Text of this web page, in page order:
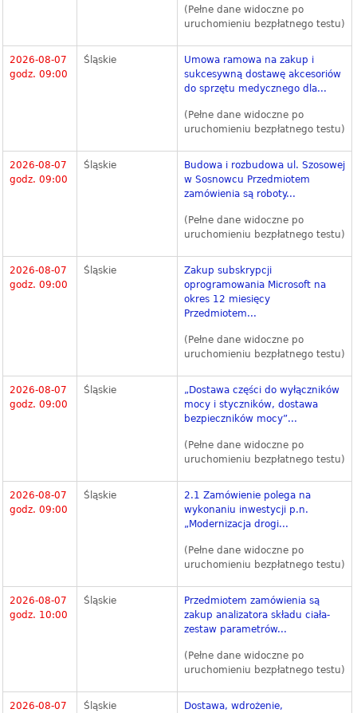
(Pełne dane widoczne po
uruchomieniu bezpłatnego testu)
2026-08-07
godz. 09:00
Śląskie
Umowa ramowa na zakup i
sukcesywną dostawę akcesoriów
do sprzętu medycznego dla...
(Pełne dane widoczne po
uruchomieniu bezpłatnego testu)
2026-08-07
godz. 09:00
Śląskie
Budowa i rozbudowa ul. Szosowej
w Sosnowcu Przedmiotem
zamówienia są roboty...
(Pełne dane widoczne po
uruchomieniu bezpłatnego testu)
2026-08-07
godz. 09:00
Śląskie
Zakup subskrypcji
oprogramowania Microsoft na
okres 12 miesięcy
Przedmiotem...
(Pełne dane widoczne po
uruchomieniu bezpłatnego testu)
2026-08-07
godz. 09:00
Śląskie
„Dostawa części do wyłączników
mocy i styczników, dostawa
bezpieczników mocy”...
(Pełne dane widoczne po
uruchomieniu bezpłatnego testu)
2026-08-07
godz. 09:00
Śląskie
2.1 Zamówienie polega na
wykonaniu inwestycji p.n.
„Modernizacja drogi...
(Pełne dane widoczne po
uruchomieniu bezpłatnego testu)
2026-08-07
godz. 10:00
Śląskie
Przedmiotem zamówienia są
zakup analizatora składu ciała-
zestaw parametrów...
(Pełne dane widoczne po
uruchomieniu bezpłatnego testu)
2026-08-07
Śląskie
Dostawa, wdrożenie,